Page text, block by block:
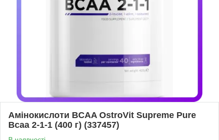
Амінокислоти BCAA OstroVit Supreme Pure
Bcaa 2-1-1 (400 г) (337457)